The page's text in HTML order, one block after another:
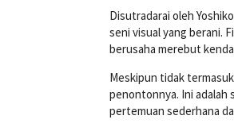
Disutradarai oleh
seni visual yang berani.
berusaha merebut
Meskipun tidak
penontonnya. Ini adalah
pertemuan sederhana